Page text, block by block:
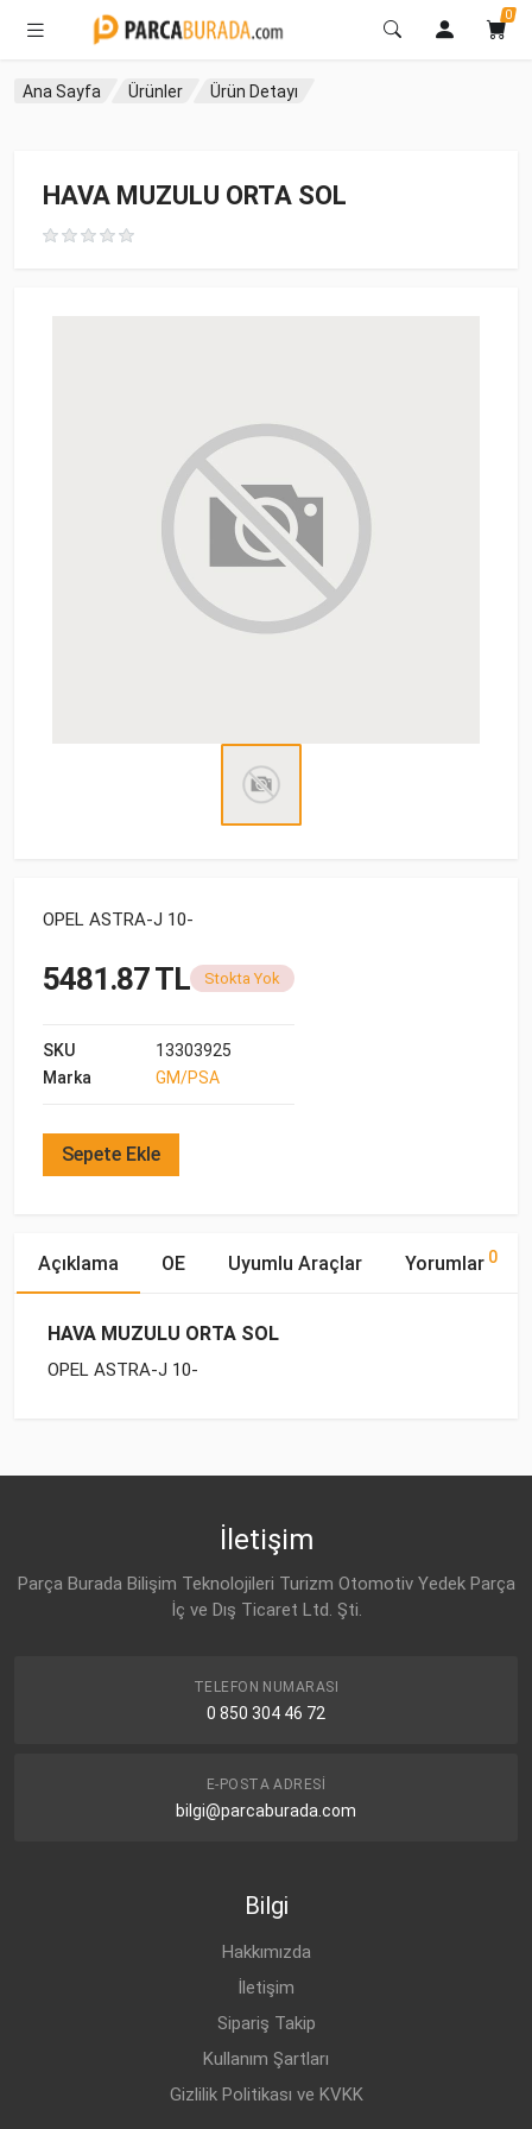
0
Ana Sayfa Ürünler Ürün Detayı
HAVA MUZULU ORTA SOL
OPEL ASTRA-J 10-
5481.87 TL Stokta Yok
SKU
13303925
Marka
GM/PSA
Sepete Ekle
Açıklama OE Uyumlu Araçlar Yorumlar 0
HAVA MUZULU ORTA SOL
OPEL ASTRA-J 10-
İletişim
Parça Burada Bilişim Teknolojileri Turizm Otomotiv Yedek Parça
İç ve Dış Ticaret Ltd. Şti.
TELEFON NUMARASI
0 850 304 46 72
E-POSTA ADRESI
bilgi@parcaburada.com
Bilgi
Hakkımızda
İletişim
Sipariş Takip
Kullanım Şartları
Gizlilik Politikası ve KVKK